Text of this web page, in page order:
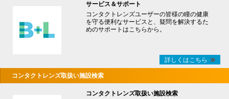
サービス＆サポート
コンタクトレンズユーザーの皆様の瞳の健康
を守る便利なサービスと、疑問を解決するた
めのサポートはこちらから。
詳しくはこちら
コンタクトレンズ取扱い施設検索
コンタクトレンズ取扱い施設検索